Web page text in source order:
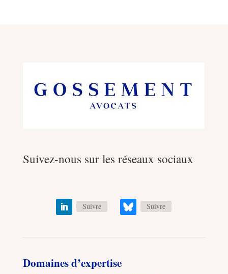
Suivez-nous sur les réseaux sociaux
Suivre Suivre
Domaines d’expertise